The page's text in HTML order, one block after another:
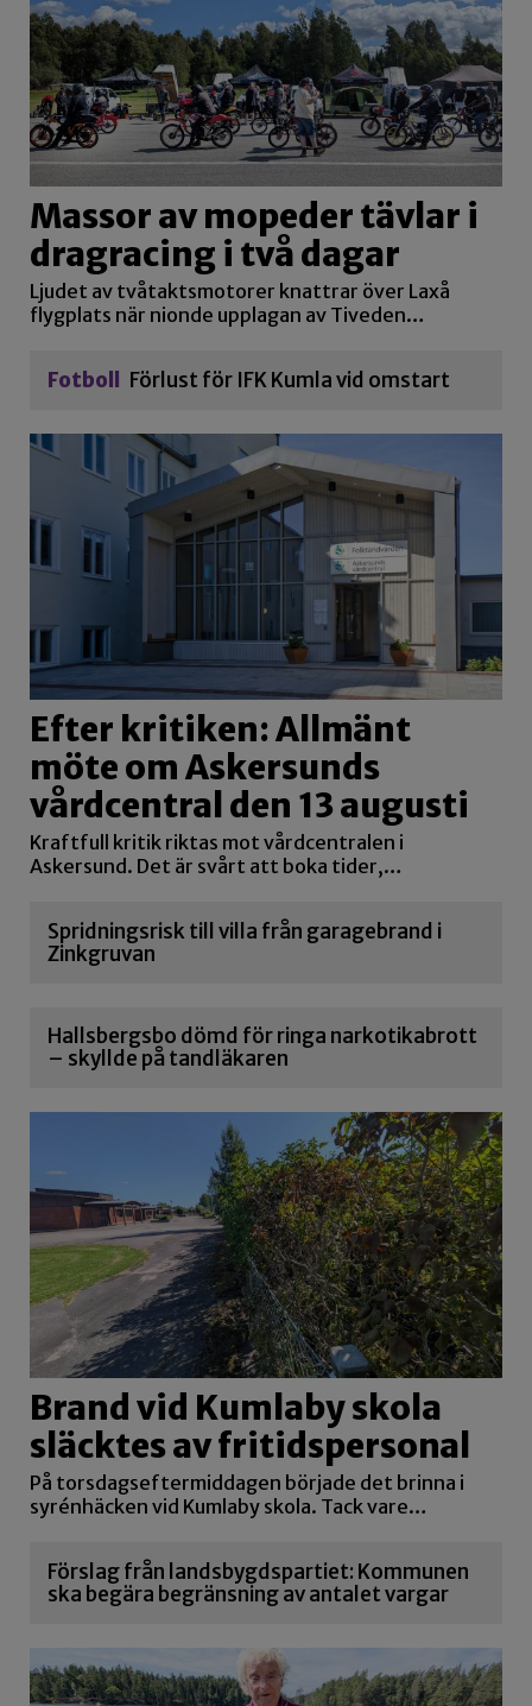
Massor av mopeder tävlar i
dragracing i två dagar
Ljudet av tvåtaktsmotorer knattrar över Laxå
flygplats när nionde upplagan av Tiveden…
Fotboll Förlust för IFK Kumla vid omstart
Efter kritiken: Allmänt
möte om Askersunds
vårdcentral den 13 augusti
Kraftfull kritik riktas mot vårdcentralen i
Askersund. Det är svårt att boka tider,…
Spridningsrisk till villa från garagebrand i
Zinkgruvan
Hallsbergsbo dömd för ringa narkotikabrott
– skyllde på tandläkaren
Brand vid Kumlaby skola
släcktes av fritidspersonal
På torsdagseftermiddagen började det brinna i
syrénhäcken vid Kumlaby skola. Tack vare…
Förslag från landsbygdspartiet: Kommunen
ska begära begränsning av antalet vargar